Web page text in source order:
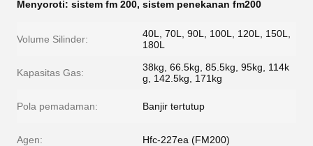
Menyoroti: sistem fm 200, sistem penekanan fm200
Volume Silinder:
40L, 70L, 90L, 100L, 120L, 150L,
​​180L
Kapasitas Gas:
38kg, 66.5kg, 85.5kg, 95kg, 114k
g, 142.5kg, 171kg
Pola pemadaman: Banjir tertutup
Agen: Hfc-227ea (FM200)